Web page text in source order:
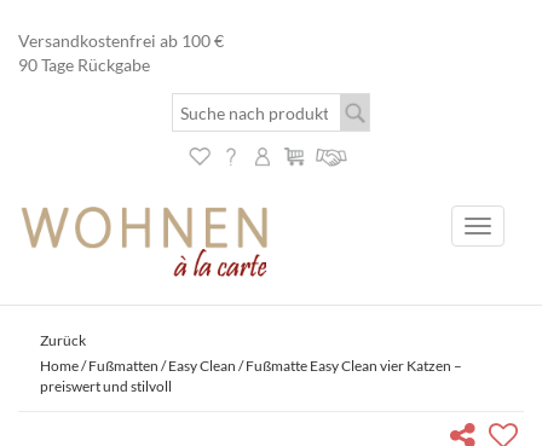
Versandkostenfrei ab 100 €
90 Tage Rückgabe
Toggle
Zurück
Home/Fußmatten /Easy Clean / Fußmatte Easy Clean vier Katzen –
preiswert und stilvoll